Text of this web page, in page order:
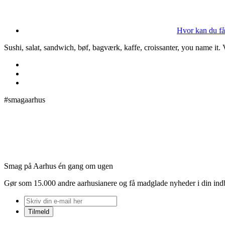
Hvor kan du
Sushi, salat, sandwich, bøf, bagværk, kaffe, croissanter, you name
#smagaarhus
Smag på Aarhus én gang om ugen
Gør som 15.000 andre aarhusianere og få madglade nyheder i din